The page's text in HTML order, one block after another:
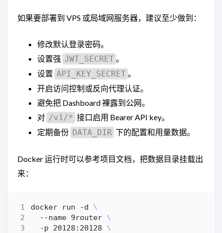
如果要部署到 VPS 或局域网服务器，建议至少做到：
修改默认登录密码。
设置强 JWT_SECRET 。
设置 API_KEY_SECRET 。
开启访问控制或反向代理认证。
避免把 Dashboard 裸露到公网。
对 /v1/* 接口启用 Bearer API key。
定期备份 DATA_DIR 下的配置和用量数据。
Docker 运行时可以参考项目文档，把数据目录挂载出
来：
docker run -d
  --name 9router
  -p 20128:20128